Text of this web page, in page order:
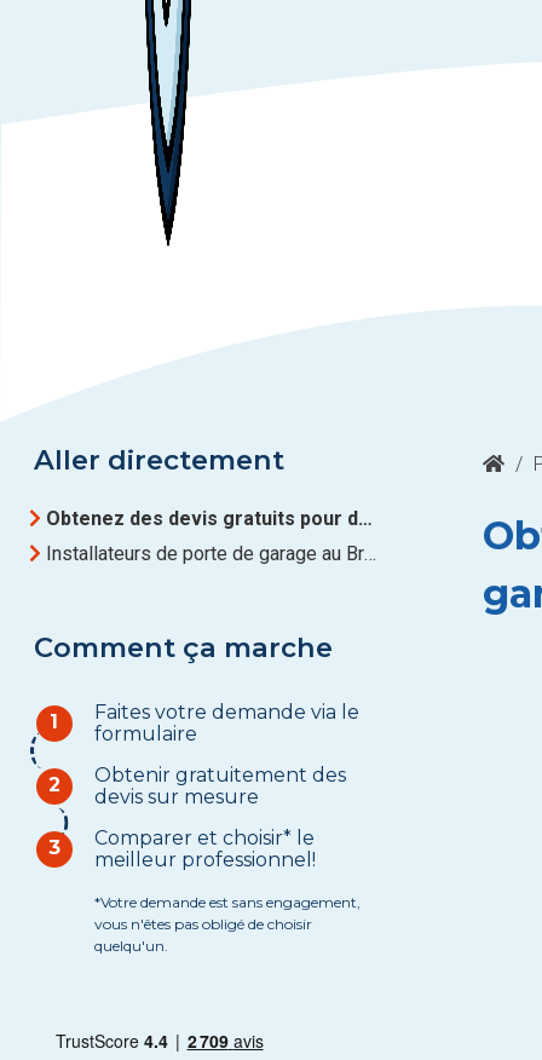
Aller directement
Obtenez des devis gratuits pour des Porte de garage à Brabant Wallon
Installateurs de porte de garage au Brabant Wallon
Comment ça marche
1
Faites votre demande via le
formulaire
2
Obtenir gratuitement des
devis sur mesure
3
Comparer et choisir* le
meilleur professionnel!
*Votre demande est sans engagement,
vous n'êtes pas obligé de choisir
quelqu'un.
/